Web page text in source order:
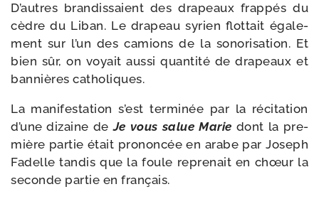
D’autres bran­dis­saient des dra­peaux frap­pés du
cèdre du Liban. Le dra­peau syrien flot­tait éga­le­
ment sur l’un des camions de la sono­ri­sa­tion. Et
bien sûr, on voyait aus­si quan­ti­té de dra­peaux et
ban­nières catholiques.
La mani­fes­ta­tion s’est ter­mi­née par la réci­ta­tion
d’une dizaine deJe vous salue Marie dont la pre­
mière par­tie était pro­non­cée en arabe par Joseph
Fadelle tan­dis que la foule repre­nait en chœur la
seconde par­tie en français.